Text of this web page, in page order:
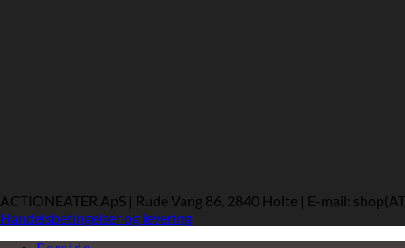
ACTIONEATER ApS | Rude Vang 86, 2840 Holte | E-mail:
Handelsbetingelser og levering